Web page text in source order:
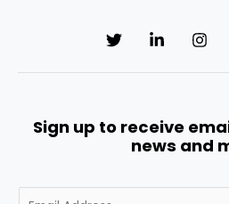
Sign up to receive
news and